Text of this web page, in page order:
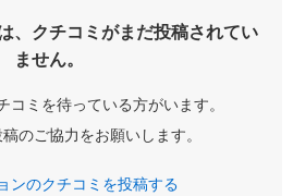
、クチコミがまだ投稿されてい
ません。
コミを待っている方がいます。
のご協力をお願いします。
ンのクチコミを投稿する